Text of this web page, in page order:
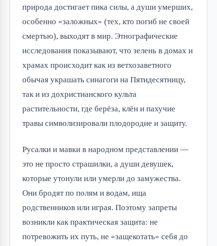
природа достигает пика силы, а души умерших,
особенно «заложных» (тех, кто погиб не своей
смертью), выходят в мир. Этнографические
исследования показывают, что зелень в домах и
храмах происходит как из ветхозаветного
обычая украшать синагоги на Пятидесятницу,
так и из дохристианского культа
растительности, где берёза, клён и пахучие
травы символизировали плодородие и защиту.
Русалки и мавки в народном представлении —
это не просто страшилки, а души девушек,
которые утонули или умерли до замужества.
Они бродят по полям и водам, ища
родственников или играя. Поэтому запреты
возникли как практическая защита: не
потревожить их путь, не «защекотать» себя до